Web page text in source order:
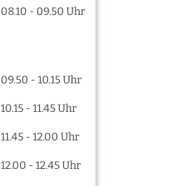
08.10 - 09.50 Uhr
09.50 - 10.15 Uhr
10.15 - 11.45 Uhr
11.45 - 12.00 Uhr
12.00 - 12.45 Uhr